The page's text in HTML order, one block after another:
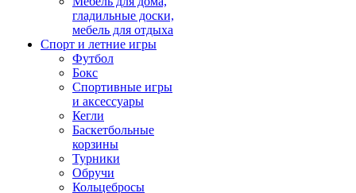
гладильные доски,
мебель для отдыха
Спорт и летние игры
Футбол
Бокс
Спортивные игры
и аксессуары
Кегли
Баскетбольные
корзины
Турники
Обручи
Кольцебросы